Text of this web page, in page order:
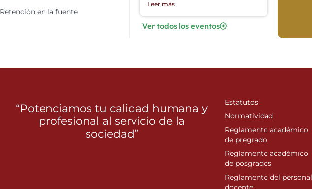
Retención en la fuente
Leer más
Ver todos los eventos
“Potenciamos tu calidad humana y
profesional al servicio de la
sociedad”
Estatutos
Normatividad
Reglamento académico
de pregrado
Reglamento académico
de posgrados
Reglamento del personal
docente